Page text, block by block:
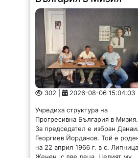
302 | 2026-08-06 15:04:03
Учредиха структура на
Прогресивна България в Мизия.
За председател е избран Данаил
Георгиев Йорданов. Той е роден
на 22 април 1966 г. в с. Липница.
Женен, с две деца. Целият му...